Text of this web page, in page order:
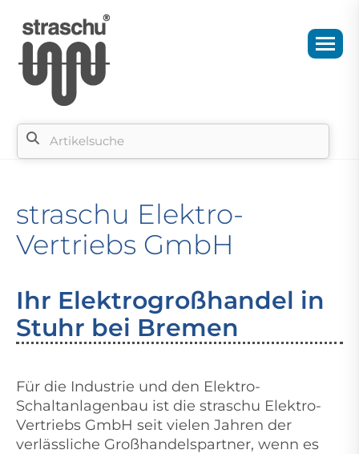
straschu Elektro-
Vertriebs GmbH
Ihr Elektrogroßhandel in
Stuhr bei Bremen
Für die Industrie und den Elektro-
Schaltanlagenbau ist die straschu Elektro-
Vertriebs GmbH seit vielen Jahren der
verlässliche Großhandelspartner, wenn es